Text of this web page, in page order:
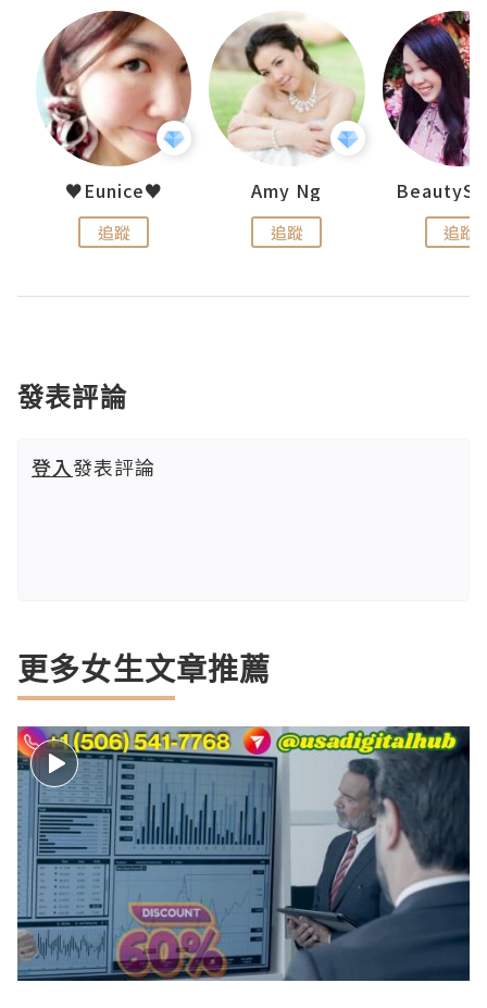
♥Eunice♥
追蹤
Amy Ng
追蹤 追蹤
發表評論
登入發表評論
更多女生文章推薦